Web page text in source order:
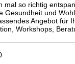
mal so richtig
Gesundheit und
Angebot für
Workshops,